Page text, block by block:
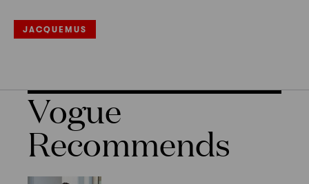
JACQUEMUS
Vogue
Recommends